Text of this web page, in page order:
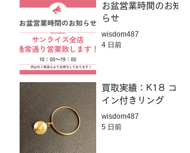
お盆営業時間のお知
らせ
wisdom487
4 日前
買取実績：K18 コ
イン付きリング
wisdom487
5 日前